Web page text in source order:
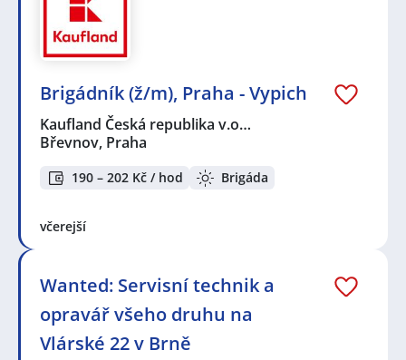
Brigádník (ž/m), Praha - Vypich
Kaufland Česká republika v.o…
Břevnov, Praha
190 – 202 Kč / hod Brigáda
včerejší
Wanted: Servisní technik a
opravář všeho druhu na
Vlárské 22 v Brně